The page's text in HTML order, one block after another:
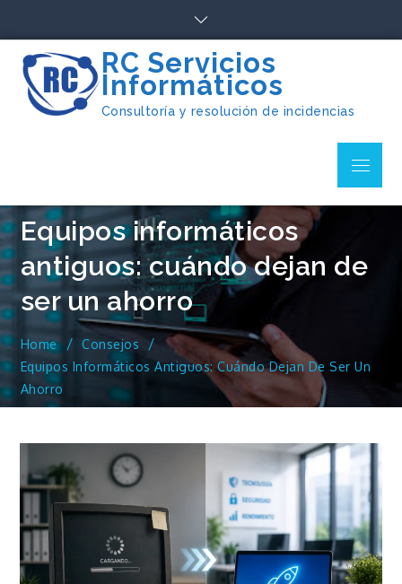
content
RC Servicios
Informáticos
Consultoría y resolución de incidencias
Menu
Equipos informáticos
antiguos: cuándo dejan de
ser un ahorro
Home
Consejos
Equipos Informáticos Antiguos: Cuándo Dejan De Ser Un
Ahorro